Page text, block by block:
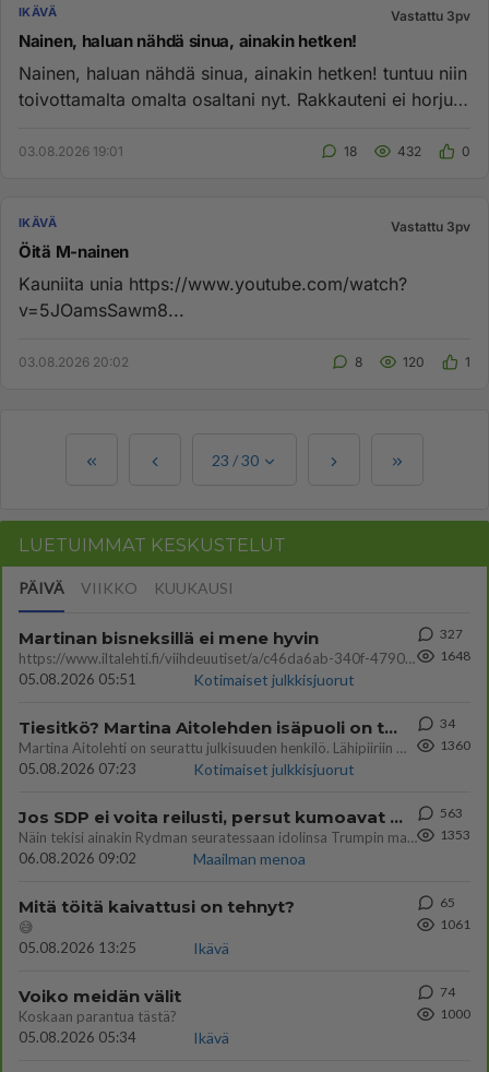
IKÄVÄ Vastattu 3pv
Nainen, haluan nähdä sinua, ainakin hetken!
Nainen, haluan nähdä sinua, ainakin hetken! tuntuu niin
toivottamalta omalta osaltani nyt. Rakkauteni ei horju.
03.08.2026 19:01 18 432 0
IKÄVÄ Vastattu 3pv
Öitä M-nainen
Kauniita unia https://www.youtube.com/watch?
v=5JOamsSawm8...
03.08.2026 20:02 8 120 1
23 /30
LUETUIMMAT KESKUSTELUT
PÄIVÄ VIIKKO KUUKAUSI
Martinan bisneksillä ei mene hyvin
https://www.iltalehti.fi/viihdeuutiset/a/c46da6ab-340f-4790-aaa7-0865eed2336 Yrityksen konkurssihakemus on tullut kärä
05.08.2026 05:51
Kotimaiset julkkisjuorut
327
1648
Tiesitkö? Martina Aitolehden isäpuoli on tämä suosittu laulaja
Martina Aitolehti on seurattu julkisuuden henkilö. Lähipiiriin mahtuu muitakin tunnettuja henkilöitä. Tiesitkö, että Ma
05.08.2026 07:23
Kotimaiset julkkisjuorut
34
1360
Jos SDP ei voita reilusti, persut kumoavat demokratian Suomesta
Näin tekisi ainakin Rydman seuratessaan idolinsa Trumpin mallia https://www.is.fi/politiikka/art-2000012187244.html
06.08.2026 09:02
Maailman menoa
563
1353
Mitä töitä kaivattusi on tehnyt?
😅
05.08.2026 13:25
Ikävä
65
1061
Voiko meidän välit
Koskaan parantua tästä?
05.08.2026 05:34
Ikävä
74
1000